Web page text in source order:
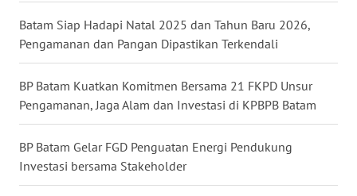
Batam Siap Hadapi Natal 2025 dan Tahun Baru 2026,
Pengamanan dan Pangan Dipastikan Terkendali
BP Batam Kuatkan Komitmen Bersama 21 FKPD Unsur
Pengamanan, Jaga Alam dan Investasi di KPBPB Batam
BP Batam Gelar FGD Penguatan Energi Pendukung
Investasi bersama Stakeholder
WN
SULSEL
WN
GORONTALO
WN
SULUT